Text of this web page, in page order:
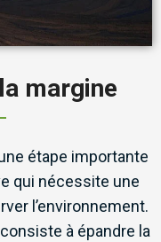
margine
étape importante
qui nécessite une
l’environnement.
à épandre la